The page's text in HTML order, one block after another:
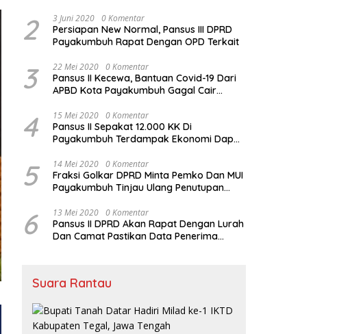
2 3 Juni 2020 0 Komentar
Persiapan New Normal, Pansus III DPRD
Payakumbuh Rapat Dengan OPD Terkait
3 22 Mei 2020 0 Komentar
Pansus II Kecewa, Bantuan Covid-19 Dari
APBD Kota Payakumbuh Gagal Cair
4 15 Mei 2020 0 Komentar
Pansus II Sepakat 12.000 KK Di
Payakumbuh Terdampak Ekonomi Dapat
5 14 Mei 2020 0 Komentar
Fraksi Golkar DPRD Minta Pemko Dan MUI
Payakumbuh Tinjau Ulang Penutupan
6 13 Mei 2020 0 Komentar
Pansus II DPRD Akan Rapat Dengan Lurah
Dan Camat Pastikan Data Penerima
Suara Rantau